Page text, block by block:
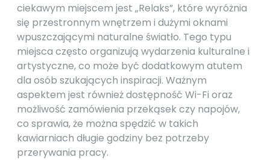
ciekawym miejscem jest „Relaks”, które wyróżnia
się przestronnym wnętrzem i dużymi oknami
wpuszczającymi naturalne światło. Tego typu
miejsca często organizują wydarzenia kulturalne i
artystyczne, co może być dodatkowym atutem
dla osób szukających inspiracji. Ważnym
aspektem jest również dostępność Wi-Fi oraz
możliwość zamówienia przekąsek czy napojów,
co sprawia, że można spędzić w takich
kawiarniach długie godziny bez potrzeby
przerywania pracy.